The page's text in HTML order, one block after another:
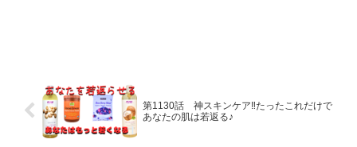
第1130話 神スキンケア‼たったこれだけで
あなたの肌は若返る♪